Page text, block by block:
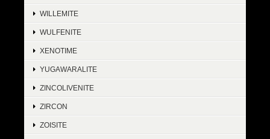
WILLEMITE
WULFENITE
XENOTIME
YUGAWARALITE
ZINCOLIVENITE
ZIRCON
ZOISITE